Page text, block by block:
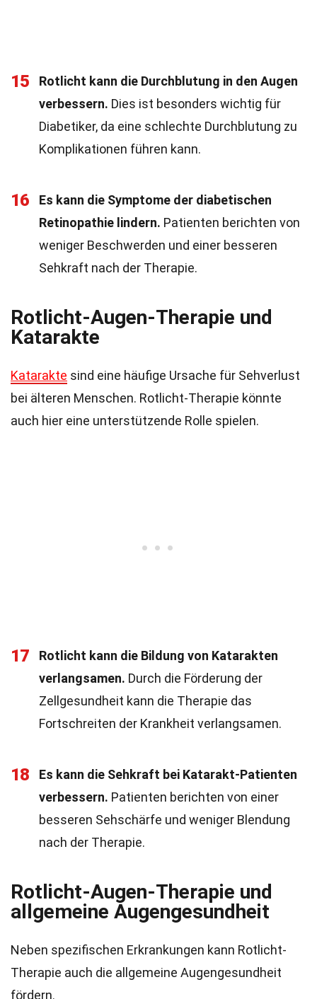
15
Rotlicht kann die Durchblutung in den Augen
verbessern. Dies ist besonders wichtig für
Diabetiker, da eine schlechte Durchblutung zu
Komplikationen führen kann.
16
Es kann die Symptome der diabetischen
Retinopathie lindern. Patienten berichten von
weniger Beschwerden und einer besseren
Sehkraft nach der Therapie.
Rotlicht-Augen-Therapie und
Katarakte
Katarakte sind eine häufige Ursache für Sehverlust
bei älteren Menschen. Rotlicht-Therapie könnte
auch hier eine unterstützende Rolle spielen.
17
Rotlicht kann die Bildung von Katarakten
verlangsamen. Durch die Förderung der
Zellgesundheit kann die Therapie das
Fortschreiten der Krankheit verlangsamen.
18
Es kann die Sehkraft bei Katarakt-Patienten
verbessern. Patienten berichten von einer
besseren Sehschärfe und weniger Blendung
nach der Therapie.
Rotlicht-Augen-Therapie und
allgemeine Augengesundheit
Neben spezifischen Erkrankungen kann Rotlicht-
Therapie auch die allgemeine Augengesundheit
fördern.